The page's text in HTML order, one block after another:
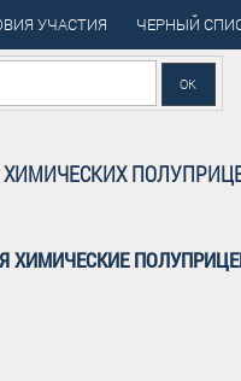
УЧАСТИЯ ЧЕРНЫЙ
ХИМИЧЕСКИЕ